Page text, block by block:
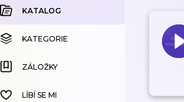
KOUPENÉ
KATEGORIE
ZÁLOŽKY
HISTORIE
KATALOG
KATEGORIE
ZÁLOŽKY
LÍBÍ SE MI